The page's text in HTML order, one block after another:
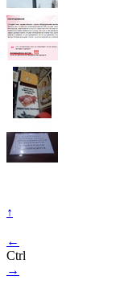
↑
←
Ctrl
→